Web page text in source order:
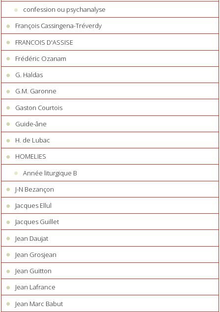
confession ou psychanalyse
François Cassingena-Tréverdy
FRANCOIS D'ASSISE
Frédéric Ozanam
G. Haldas
G.M. Garonne
Gaston Courtois
Guide-âne
H. de Lubac
HOMELIES
Année liturgique B
J-N Bezançon
Jacques Ellul
Jacques Guillet
Jean Daujat
Jean Grosjean
Jean Guitton
Jean Lafrance
Jean Marc Babut